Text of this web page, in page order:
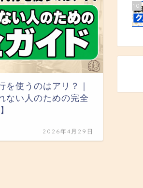
を使うのはアリ？｜
ない人のための完全
2026年4月29日
10